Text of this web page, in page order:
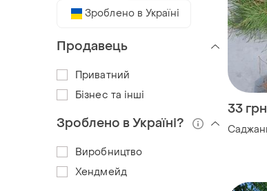
33 грн
Зроблено в Україні
Продавець
Приватний
Бізнес та інші
Зроблено в Україні?
Виробництво
Хендмейд